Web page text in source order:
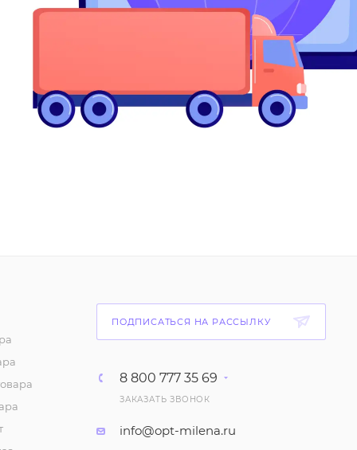
ПОДПИСАТЬСЯ НА РАССЫЛКУ
8 800 777 35 69
ЗАКАЗАТЬ ЗВОНОК
info@opt-milena.ru